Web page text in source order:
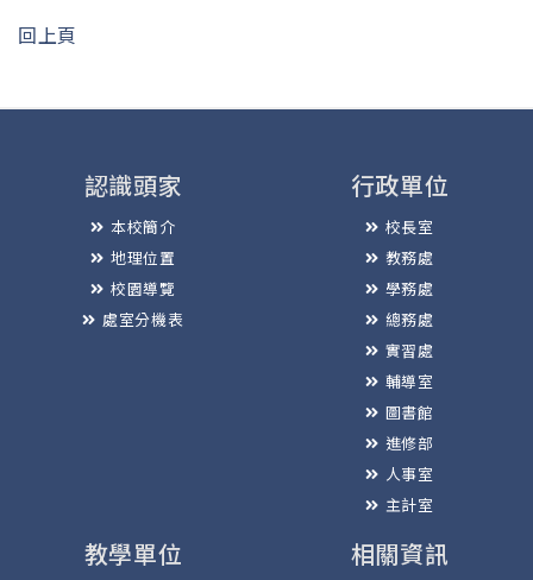
回上頁
認識頭家
本校簡介
地理位置
校園導覽
處室分機表
行政單位
校長室
教務處
學務處
總務處
實習處
輔導室
圖書館
進修部
人事室
主計室
教學單位 相關資訊